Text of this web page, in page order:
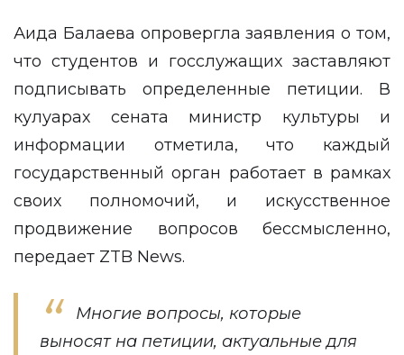
Аида Балаева опровергла заявления о том,
что студентов и госслужащих заставляют
подписывать определенные петиции. В
кулуарах сената министр культуры и
информации отметила, что каждый
государственный орган работает в рамках
своих полномочий, и искусственное
продвижение вопросов бессмысленно,
передает ZTB News.
Многие вопросы, которые
выносят на петиции, актуальные для